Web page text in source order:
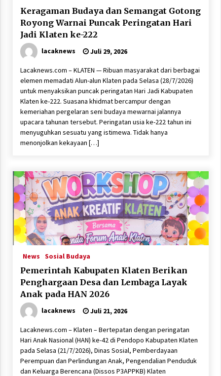
Keragaman Budaya dan Semangat Gotong
Royong Warnai Puncak Peringatan Hari
Jadi Klaten ke-222
lacaknews Juli 29, 2026
Lacaknews.com – KLATEN — Ribuan masyarakat dari berbagai
elemen memadati Alun-alun Klaten pada Selasa (28/7/2026)
untuk menyaksikan puncak peringatan Hari Jadi Kabupaten
Klaten ke-222. Suasana khidmat bercampur dengan
kemeriahan pergelaran seni budaya mewarnai jalannya
upacara tahunan tersebut. Peringatan usia ke-222 tahun ini
menyuguhkan sesuatu yang istimewa. Tidak hanya
menonjolkan kekayaan […]
News Sosial Budaya
Pemerintah Kabupaten Klaten Berikan
Penghargaan Desa dan Lembaga Layak
Anak pada HAN 2026
lacaknews Juli 21, 2026
Lacaknews.com – Klaten – Bertepatan dengan peringatan
Hari Anak Nasional (HAN) ke-42 di Pendopo Kabupaten Klaten
pada Selasa (21/7/2026), Dinas Sosial, Pemberdayaan
Perempuan dan Perlindungan Anak, Pengendalian Penduduk
dan Keluarga Berencana (Dissos P3APPKB) Klaten